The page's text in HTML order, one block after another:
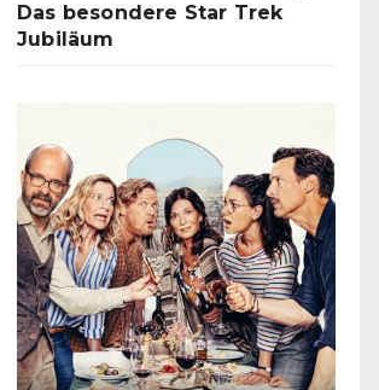
Das besondere Star Trek
Jubiläum